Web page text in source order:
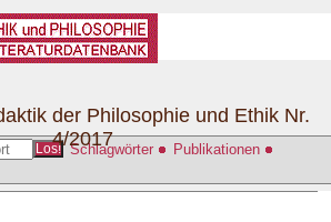
Los! Schlagwörter
Publikationen
der Philosophie und Ethik Nr.
4/2017